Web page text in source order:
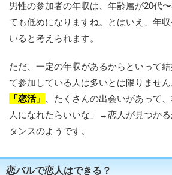
男性の参加者の年収は、年齢層が20代
ても低めになりますね。とはいえ、年収
いると考えられます。
ただ、一定の年収があるからといって
て参加している人は多いとは限りませ
「恋活」
、たくさんの出会いがあって
人になれたらいいな」→恋人が見つか
タンスのようです。
恋バルで恋人はできる？